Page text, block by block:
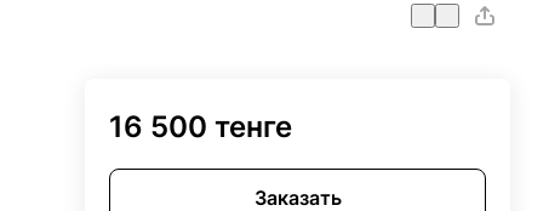
16 500 тенге
Заказать